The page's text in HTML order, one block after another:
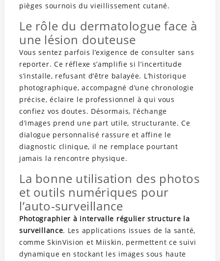
pièges sournois du vieillissement cutané.
Le rôle du dermatologue face à
une lésion douteuse
Vous sentez parfois l’exigence de consulter sans
reporter. Ce réflexe s’amplifie si l’incertitude
s’installe, refusant d’être balayée. L’historique
photographique, accompagné d’une chronologie
précise, éclaire le professionnel à qui vous
confiez vos doutes. Désormais, l’échange
d’images prend une part utile, structurante. Ce
dialogue personnalisé rassure et affine le
diagnostic clinique, il ne remplace pourtant
jamais la rencontre physique.
La bonne utilisation des photos
et outils numériques pour
l’auto-surveillance
Photographier à intervalle régulier structure la
surveillance. Les applications issues de la santé,
comme SkinVision et Miiskin, permettent ce suivi
dynamique en stockant les images sous haute